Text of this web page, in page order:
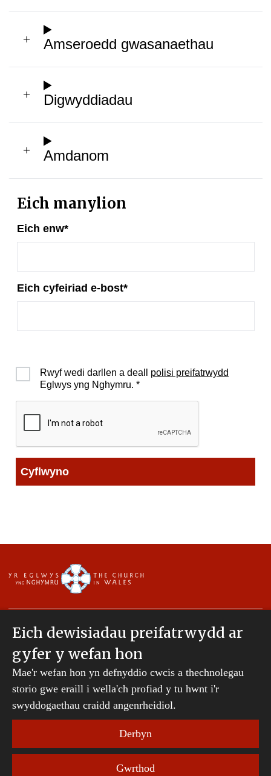
Amseroedd gwasanaethau
Digwyddiadau
Amdanom
Eich manylion
Eich enw*
Eich cyfeiriad e-bost*
Rwyf wedi darllen a deall polisi preifatrwydd
Eglwys yng Nghymru. *
Hawlfraint © 2007-2026 Esgobaeth Tyddewi. Cedwir
pob hawl.
Mae Bwrdd Cyllid Esgobaeth Tyddewi yn gwmni
sydd wedi'i gofrestru yng Nghymru a Lloegr.
Rhif cwmni: 242794 | Rhif elusen gofrestredig:
Telerau ac Amodau Gwefan|Cwcis|Cefnogaeth o
Hysbysiad preifatrwydd|
Eich dewisiadau preifatrwydd ar
gyfer y wefan hon
Mae'r wefan hon yn defnyddio cwcis a thechnolegau
storio gwe eraill i wella'ch profiad y tu hwnt i'r
swyddogaethau craidd angenrheidiol.
Derbyn
Gwrthod